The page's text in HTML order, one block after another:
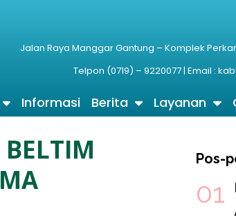
Jalan Raya Manggar Gantung – Komplek
Telpon (0719) – 9220077 | Email :
Informasi Berita Layanan
Pos-